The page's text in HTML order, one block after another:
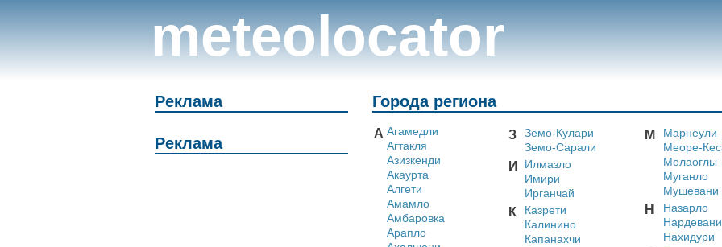
meteolocator
Реклама
Реклама
Города региона
А Агамедли
Агтакля
Азизкенди
Акаурта
Алгети
Амамло
Амбаровка
Арапло
З
Земо-Кулари
Земо-Сарали
И
Илмазло
Имири
Ирганчай
К
Казрети
Калинино
Капанахчи
М
Марнеули
Меоре-
Молаоглы
Муганло
Мушевани
Н
Назарло
Нардевани
Нахидури